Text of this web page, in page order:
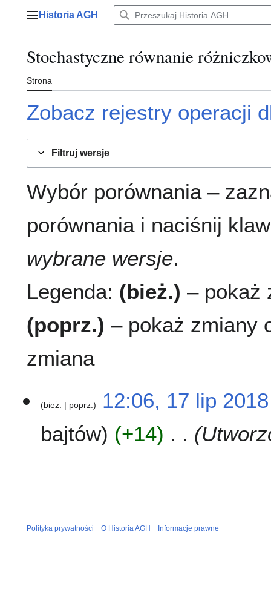
Menu główne
Historia AGH
Stochastyczne równanie
Strona
Zobacz rejestry operacji
Filtruj wersje
Wybór porównania –
porównania i naciśnij
wybrane wersje.
Legenda: (bież.) – pokaż
(poprz.) – pokaż zmiany
zmiana
7
bież. poprz.
12:06, 17 lip 2018
bajtów
+14
Polityka prywatności O Historia AGH Informacje prawne